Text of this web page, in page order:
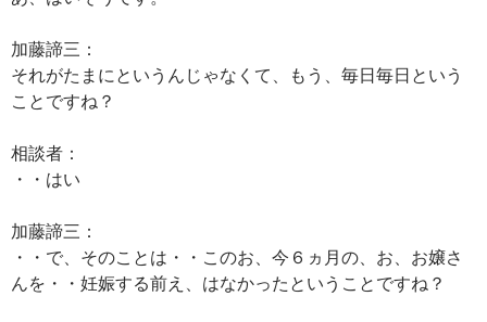
加藤諦三：
それがたまにというんじゃなくて、もう、毎日毎日という
ことですね？
相談者：
・・はい
加藤諦三：
・・で、そのことは・・このお、今６ヵ月の、お、お嬢さ
んを・・妊娠する前え、はなかったということですね？